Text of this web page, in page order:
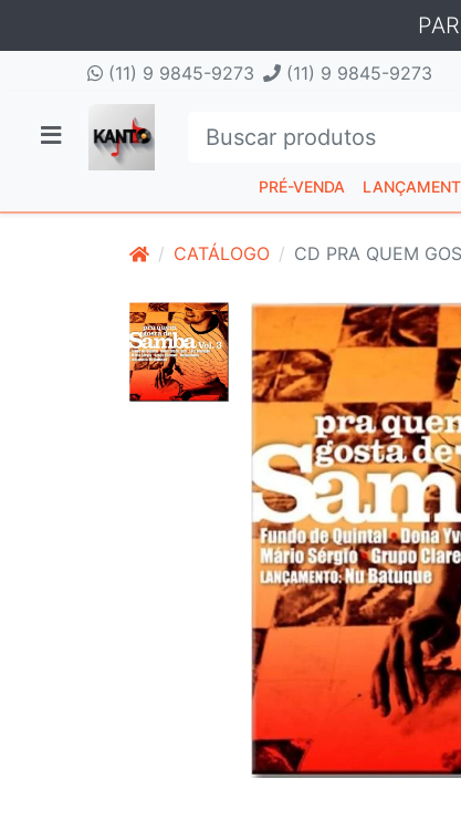
(11) 9 9845-9273 (11) 9 9845-9273
PRÉ-VENDA
CATÁLOGO CD PRA QUEM